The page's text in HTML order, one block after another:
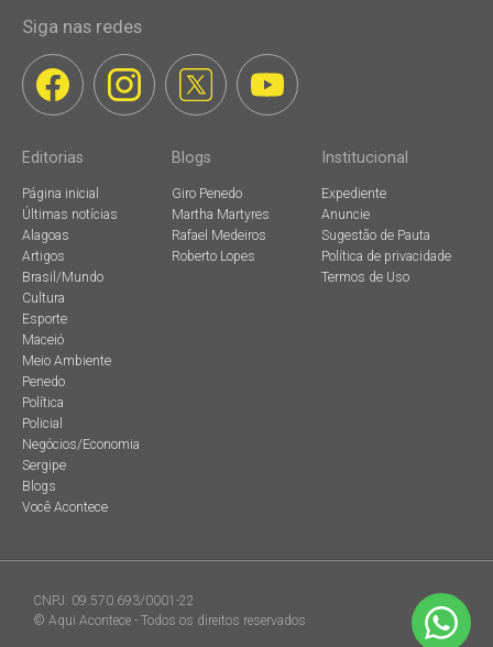
Siga nas redes
Editorias
Página inicial
Últimas notícias
Alagoas
Artigos
Brasil/Mundo
Cultura
Esporte
Maceió
Meio Ambiente
Penedo
Política
Policial
Negócios/Economia
Sergipe
Blogs
Você Acontece
Blogs
Giro Penedo
Martha Martyres
Rafael Medeiros
Roberto Lopes
Institucional
Expediente
Anuncie
Sugestão de Pauta
Política de privacidade
Termos de Uso
CNPJ: 09.570.693/0001-22
© Aqui Acontece - Todos os direitos reservados